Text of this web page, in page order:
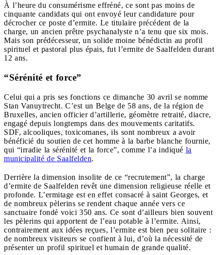
À l’heure du consumérisme effréné, ce sont pas moins de
cinquante candidats qui ont envoyé leur candidature pour
décrocher ce poste d’ermite. Le titulaire précédent de la
charge, un ancien prêtre psychanalyste n’a tenu que six mois.
Mais son prédécesseur, un solide moine bénédictin au profil
spirituel et pastoral plus épais, fut l’ermite de Saalfelden durant
12 ans.
“Sérénité et force”
Celui qui a pris ses fonctions ce dimanche 30 avril se nomme
Stan Vanuytrecht. C’est un Belge de 58 ans, de la région de
Bruxelles, ancien officier d’artillerie, géomètre retraité, diacre,
engagé depuis longtemps dans des mouvements caritatifs.
SDF, alcooliques, toxicomanes, ils sont nombreux a avoir
bénéficié du soutien de cet homme à la barbe blanche fournie,
qui “irradie la sérénité et la force”, comme l’a indiqué la
municipalité de Saalfelden.
Derrière la dimension insolite de ce “recrutement”, la charge
d’ermite de Saalfelden revêt une dimension religieuse réelle et
profonde. L’ermitage est en effet consacré à saint Georges, et
de nombreux pèlerins se rendent chaque année vers ce
sanctuaire fondé voici 350 ans. Ce sont d’ailleurs bien souvent
les pèlerins qui apportent de l’eau potable à l’ermite. Ainsi,
contrairement aux idées reçues, l’ermite est bien peu solitaire :
de nombreux visiteurs se confient à lui, d’où la nécessité de
présenter un profil spirituel et humain de grande qualité.